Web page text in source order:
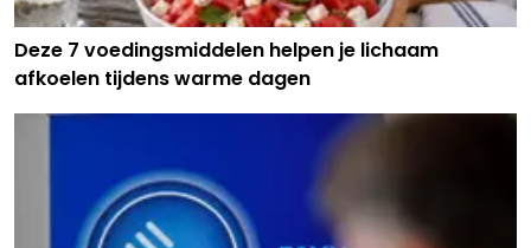
Deze 7 voedingsmiddelen helpen je lichaam
afkoelen tijdens warme dagen